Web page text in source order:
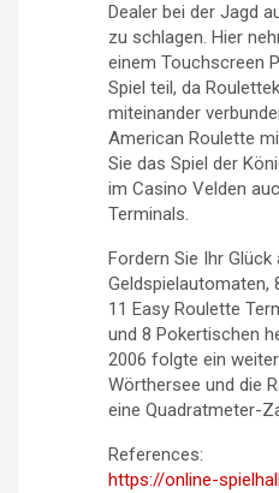
Dealer bei der Jagd
zu schlagen. Hier
einem Touchscreen
Spiel teil, da
miteinander
American Roulette
Sie das Spiel der
im Casino Velden
Terminals.
Fordern Sie Ihr
Geldspielautomaten,
11 Easy Roulette
und 8 Pokertischen
2006 folgte ein
Wörthersee und die
eine Quadratmeter-
References:
https://online-